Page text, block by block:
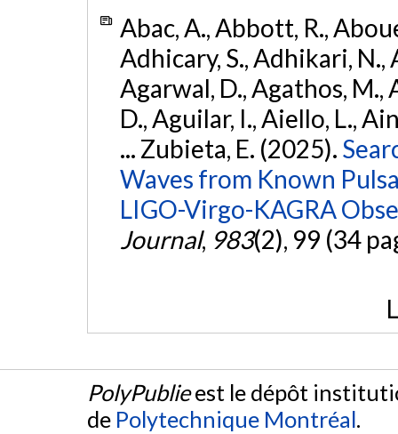
Abac, A., Abbott, R.,
Adhicary, S., Adhikari, N.,
Agarwal, D., Agathos, M.,
D., Aguilar, I., Aiello, L.,
... Zubieta, E. (2025).
Waves from Known
LIGO-Virgo-KAGRA
Journal, 983(2), 99 (34
PolyPublieest le dépôt
de Polytechnique Montréal.